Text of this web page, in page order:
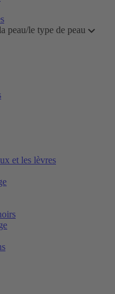
peau/le type de peau
et les lèvres